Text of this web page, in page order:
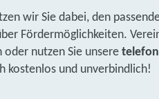
wir Sie dabei, den
Fördermöglichkeiten.
nutzen Sie unsere
kostenlos und unverbindlich!